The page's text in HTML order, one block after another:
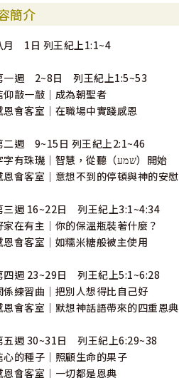
簡介
月 1日 列王紀上1:1~4
一週 2~8日 列王紀上1:5~53
仰敲一敲｜成為朝聖者
恩會客室｜在職場中實踐感恩
二週 9~15日 列王紀上2:1~46
字字有珠璣｜智慧，從聽（שׁמע）開始
恩會客室｜意想不到的停頓與神的安慰
三週 16~22日 列王紀上3:1~4:34
家在有主｜你的保溫瓶裝著什麼？
恩會客室｜如糯米糖般被主使用
四週 23~29日 列王紀上5:1~6:28
係練習曲｜把別人想得比自己好
恩會客室｜默想神話語帶來的四重恩典
五週 30~31日 列王紀上6:29~38
心的種子｜照顧生命的果子
恩會客室｜一切都是恩典